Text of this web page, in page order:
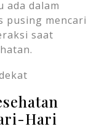
ada dalam
pusing mencari
saat
Hari